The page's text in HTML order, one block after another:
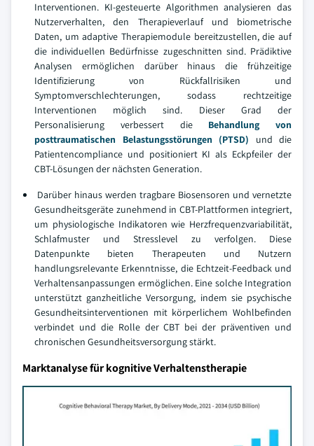
Interventionen. KI-gesteuerte Algorithmen analysieren das
Nutzerverhalten, den Therapieverlauf und biometrische
Daten, um adaptive Therapiemodule bereitzustellen, die auf
die individuellen Bedürfnisse zugeschnitten sind. Prädiktive
Analysen ermöglichen darüber hinaus die frühzeitige
Identifizierung von Rückfallrisiken und
Symptomverschlechterungen, sodass rechtzeitige
Interventionen möglich sind. Dieser Grad der
Personalisierung verbessert die Behandlung von
posttraumatischen Belastungsstörungen (PTSD) und die
Patientencompliance und positioniert KI als Eckpfeiler der
CBT-Lösungen der nächsten Generation.
Darüber hinaus werden tragbare Biosensoren und vernetzte
Gesundheitsgeräte zunehmend in CBT-Plattformen integriert,
um physiologische Indikatoren wie Herzfrequenzvariabilität,
Schlafmuster und Stresslevel zu verfolgen. Diese
Datenpunkte bieten Therapeuten und Nutzern
handlungsrelevante Erkenntnisse, die Echtzeit-Feedback und
Verhaltensanpassungen ermöglichen. Eine solche Integration
unterstützt ganzheitliche Versorgung, indem sie psychische
Gesundheitsinterventionen mit körperlichem Wohlbefinden
verbindet und die Rolle der CBT bei der präventiven und
chronischen Gesundheitsversorgung stärkt.
Marktanalyse für kognitive Verhaltenstherapie